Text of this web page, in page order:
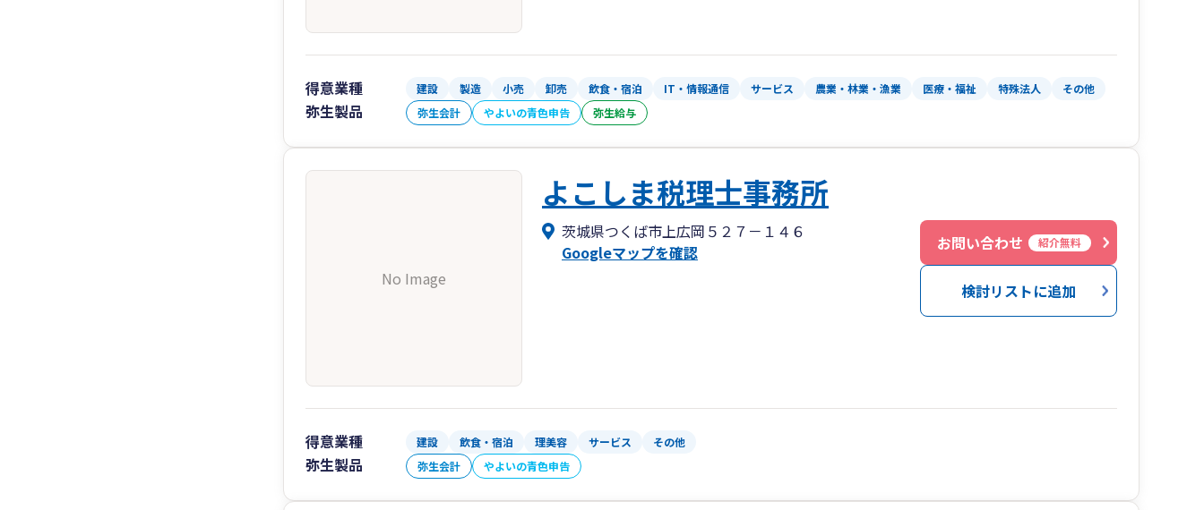
得意業種 建設 製造 小売 卸売 飲食・宿泊 IT・情報通信 サービス 農業・林業・漁業 医療・福祉 特殊法人 その他
弥生製品 弥生会計 やよいの青色申告 弥生給与
No Image
よこしま税理士事務所
茨城県つくば市上広岡５２７－１４６
Googleマップを確認
お問い合わせ 紹介無料
検討リストに追加
得意業種 建設 飲食・宿泊 理美容 サービス その他
弥生製品 弥生会計 やよいの青色申告